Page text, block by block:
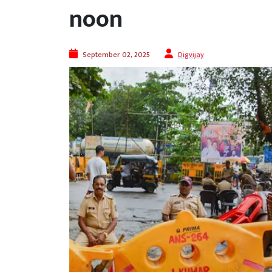
noon
September 02, 2025 Digvijay